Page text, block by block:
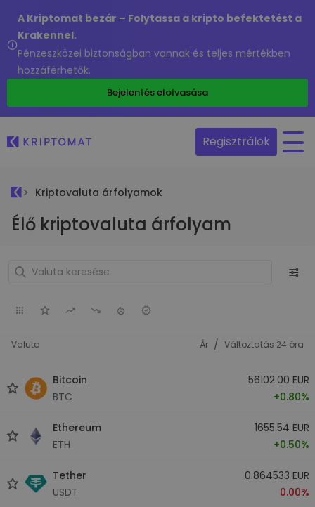
A Kriptomat bezár – Folytassa a kripto befektetést a
Krakennel.
Pénzeszközei biztonságban vannak és teljes mértékben
hozzáférhetők.
Bejelentés elolvasása
Regisztrálok
Kriptovaluta árfolyamok
Élő kriptovaluta árfolyam
Valuta Ár / Változtatás 24 óra
Bitcoin
BTC
56102.00 EUR
+0.80%
Ethereum
ETH
1655.54 EUR
+0.50%
Tether
USDT
0.864533 EUR
0.00%